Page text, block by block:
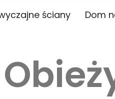
ściany Dom